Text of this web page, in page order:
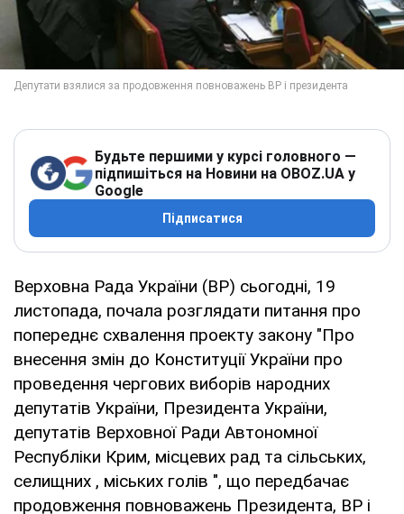
Будьте першими у курсі головного —
підпишіться на Новини на OBOZ.UA у
Google
Підписатися
Верховна Рада України (ВР) сьогодні, 19
листопада, почала розглядати питання про
попереднє схвалення проекту закону "Про
внесення змін до Конституції України про
проведення чергових виборів народних
депутатів України, Президента України,
депутатів Верховної Ради Автономної
Республіки Крим, місцевих рад та сільських,
селищних , міських голів ", що передбачає
продовження повноважень Президента, ВР і